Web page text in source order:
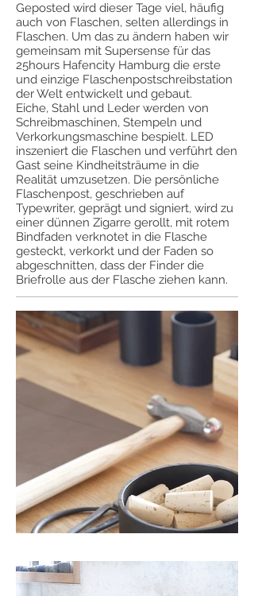
Geposted wird dieser Tage viel, häufig
auch von Flaschen, selten allerdings in
Flaschen. Um das zu ändern haben wir
gemeinsam mit Supersense für das
25hours Hafencity Hamburg die erste
und einzige Flaschenpostschreibstation
der Welt entwickelt und gebaut.
Eiche, Stahl und Leder werden von
Schreibmaschinen, Stempeln und
Verkorkungsmaschine bespielt. LED
inszeniert die Flaschen und verführt den
Gast seine Kindheitsträume in die
Realität umzusetzen. Die persönliche
Flaschenpost, geschrieben auf
Typewriter, geprägt und signiert, wird zu
einer dünnen Zigarre gerollt, mit rotem
Bindfaden verknotet in die Flasche
gesteckt, verkorkt und der Faden so
abgeschnitten, dass der Finder die
Briefrolle aus der Flasche ziehen kann.